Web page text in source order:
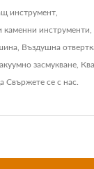
инструмент
инструменти
Въздушна
засмукване
Свържете се с нас